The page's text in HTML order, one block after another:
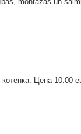
Цена 10.00